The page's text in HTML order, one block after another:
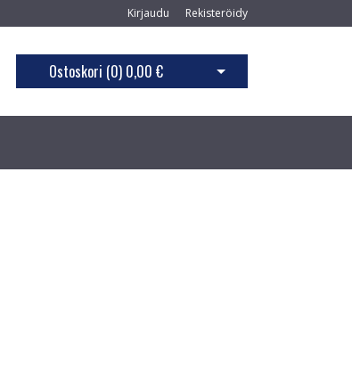
Kirjaudu Rekisteröidy
Ostoskori (0) 0,00 € Avaa ostoskori